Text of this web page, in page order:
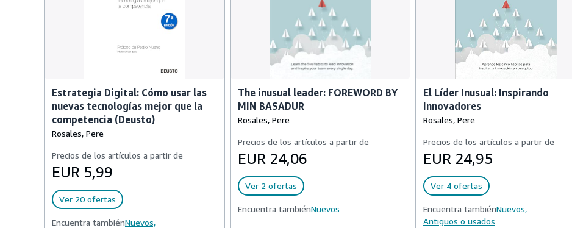
Estrategia Digital: Cómo usar las
nuevas tecnologías mejor que la
competencia (Deusto)
Rosales, Pere
Precios de los artículos a partir de
EUR 5,99
Ver 20 ofertas
Encuentra tambiénNuevos,
The inusual leader: FOREWORD BY
MIN BASADUR
Rosales, Pere
Precios de los artículos a partir de
EUR 24,06
Ver 2 ofertas
Encuentra tambiénNuevos
El Líder Inusual: Inspirando
Innovadores
Rosales, Pere
Precios de los artículos a partir de
EUR 24,95
Ver 4 ofertas
Encuentra tambiénNuevos,
Antiguos o usados